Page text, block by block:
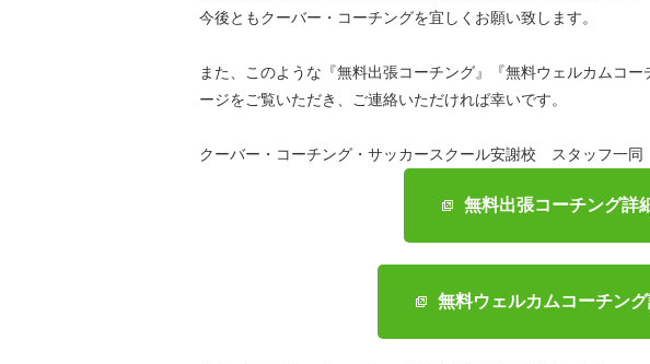
今後ともクーバー・コーチングを宜しくお願い致します。
また、このような『無料出張コーチング』『無料ウェルカムコ
ージをご覧いただき、ご連絡いただければ幸いです。
クーバー・コーチング・サッカースクール安謝校 スタッフ一同
無料出張コーチング詳
無料ウェルカムコーチング